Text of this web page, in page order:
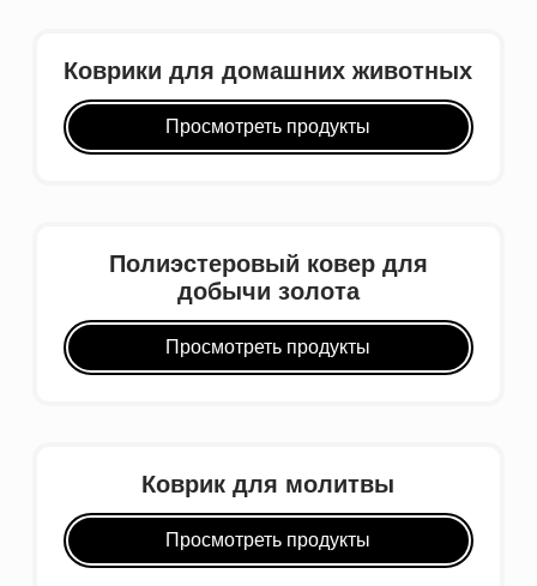
Коврики для домашних животных
Просмотреть продукты
Полиэстеровый ковер для
добычи золота
Просмотреть продукты
Коврик для молитвы
Просмотреть продукты